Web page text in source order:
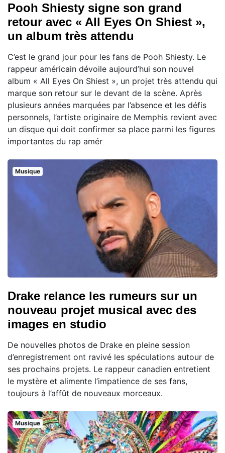
Pooh Shiesty signe son grand
retour avec « All Eyes On Shiest »,
un album très attendu
C’est le grand jour pour les fans de Pooh Shiesty. Le
rappeur américain dévoile aujourd’hui son nouvel
album « All Eyes On Shiest », un projet très attendu qui
marque son retour sur le devant de la scène. Après
plusieurs années marquées par l’absence et les défis
personnels, l’artiste originaire de Memphis revient avec
un disque qui doit confirmer sa place parmi les figures
importantes du rap amér
Musique
Drake relance les rumeurs sur un
nouveau projet musical avec des
images en studio
De nouvelles photos de Drake en pleine session
d’enregistrement ont ravivé les spéculations autour de
ses prochains projets. Le rappeur canadien entretient
le mystère et alimente l’impatience de ses fans,
toujours à l’affût de nouveaux morceaux.
Musique